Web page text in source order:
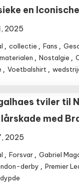
en
2025
, collectie , Fans ,
materialen , Nostalgie ,
, Voetbalshirt ,
tviler til
med
2025
, Forsvar , Gabriel
derby , Premier